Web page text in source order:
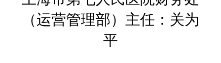
智（运营管理部）主任：关为
平